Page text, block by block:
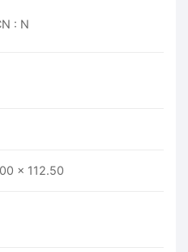
: N
x 112.50